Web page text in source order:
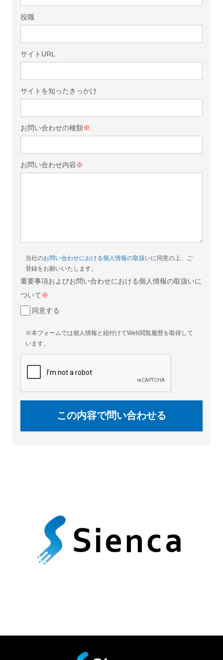
役職
サイトURL
サイトを知ったきっかけ
お問い合わせの種類※
お問い合わせ内容※
当社のお問い合わせにおける個人情報の取扱いに同意の上、ご
登録をお願いいたします。
重要事項およびお問い合わせにおける個人情報の取扱いに
ついて ※
同意する
※本フォームでは個人情報と紐付けてWeb閲覧履歴を取得して
います。
この内容で問い合わせる